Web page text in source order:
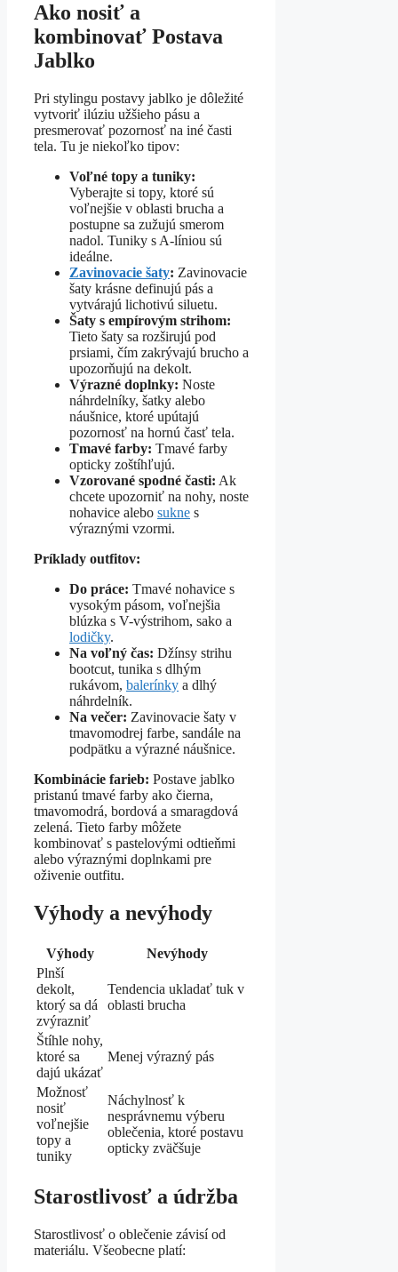
Ako nosiť a
kombinovať Postava
Jablko
Pri stylingu postavy jablko je dôležité
vytvoriť ilúziu užšieho pásu a
presmerovať pozornosť na iné časti
tela. Tu je niekoľko tipov:
Voľné topy a tuniky:
Vyberajte si topy, ktoré sú
voľnejšie v oblasti brucha a
postupne sa zužujú smerom
nadol. Tuniky s A-líniou sú
ideálne.
Zavinovacie šaty: Zavinovacie
šaty krásne definujú pás a
vytvárajú lichotivú siluetu.
Šaty s empírovým strihom:
Tieto šaty sa rozširujú pod
prsiami, čím zakrývajú brucho a
upozorňujú na dekolt.
Výrazné doplnky: Noste
náhrdelníky, šatky alebo
náušnice, ktoré upútajú
pozornosť na hornú časť tela.
Tmavé farby: Tmavé farby
opticky zoštíhľujú.
Vzorované spodné časti: Ak
chcete upozorniť na nohy, noste
nohavice alebo sukne s
výraznými vzormi.
Príklady outfitov:
Do práce: Tmavé nohavice s
vysokým pásom, voľnejšia
blúzka s V-výstrihom, sako a
lodičky.
Na voľný čas: Džínsy strihu
bootcut, tunika s dlhým
rukávom, balerínky a dlhý
náhrdelník.
Na večer: Zavinovacie šaty v
tmavomodrej farbe, sandále na
podpätku a výrazné náušnice.
Kombinácie farieb: Postave jablko
pristanú tmavé farby ako čierna,
tmavomodrá, bordová a smaragdová
zelená. Tieto farby môžete
kombinovať s pastelovými odtieňmi
alebo výraznými doplnkami pre
oživenie outfitu.
Výhody a nevýhody
Výhody
Nevýhody
Plnší
dekolt,
ktorý sa dá
zvýrazniť
Tendencia ukladať tuk v
oblasti brucha
Štíhle nohy,
ktoré sa
dajú ukázať
Menej výrazný pás
Možnosť
nosiť
voľnejšie
topy a
tuniky
Náchylnosť k
nesprávnemu výberu
oblečenia, ktoré postavu
opticky zväčšuje
Starostlivosť a údržba
Starostlivosť o oblečenie závisí od
materiálu. Všeobecne platí: